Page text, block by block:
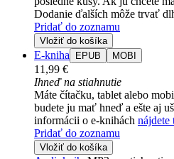
Dodanie ďalších môže trvať
Pridať do zoznamu
Vložiť do košíka
E-kniha EPUB MOBI
11,99 €
Ihneď na stiahnutie
Máte čítačku, tablet alebo
budete ju mať hneď a ešte aj
informácii o e-knihách nájdete
Pridať do zoznamu
Vložiť do košíka